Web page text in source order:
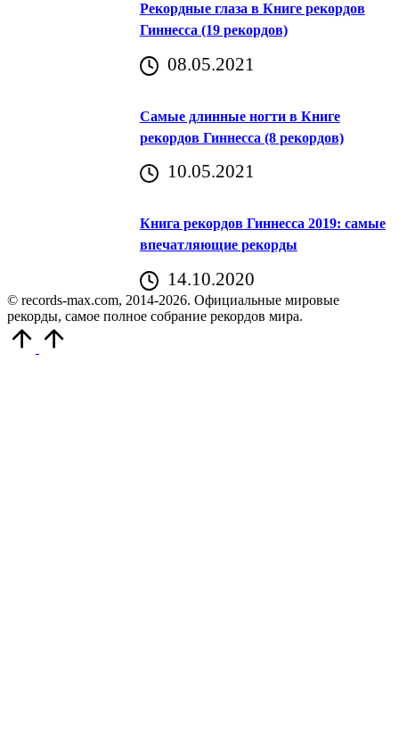
Рекордные глаза в Книге рекордов
Гиннесса (19 рекордов)
08.05.2021
Самые длинные ногти в Книге
рекордов Гиннесса (8 рекордов)
10.05.2021
Книга рекордов Гиннесса 2019: самые
впечатляющие рекорды
14.10.2020
© records-max.com, 2014-2026. Официальные мировые
рекорды, самое полное собрание рекордов мира.